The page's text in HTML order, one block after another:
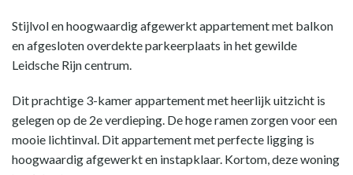
Stijlvol en hoogwaardig afgewerkt appartement met balkon
en afgesloten overdekte parkeerplaats in het gewilde
Leidsche Rijn centrum.
Dit prachtige 3-kamer appartement met heerlijk uitzicht is
gelegen op de 2e verdieping. De hoge ramen zorgen voor een
mooie lichtinval. Dit appartement met perfecte ligging is
hoogwaardig afgewerkt en instapklaar. Kortom, deze woning